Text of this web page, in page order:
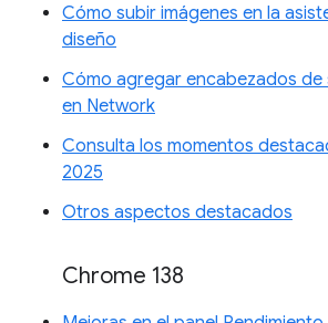
Cómo subir imágenes en la
diseño
Cómo agregar encabezados de
en Network
Consulta los momentos
2025
Otros aspectos destacados
Chrome 138